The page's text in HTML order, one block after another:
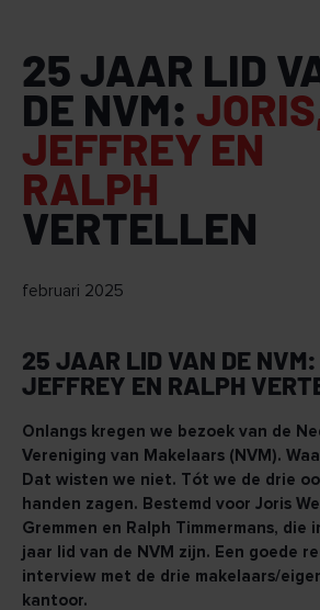
25 JAAR LID
DE NVM:
JEFFREY EN
RALPH
VERTELLEN
februari 2025
25 JAAR LID VAN DE
JEFFREY EN RALPH
Onlangs kregen we bezoek van de
Vereniging van Makelaars (NVM).
Dat wisten we niet. Tót we de drie
handen zagen. Bestemd voor Joris
Gremmen en Ralph Timmermans, die
jaar lid van de NVM zijn. Een goede
interview met de drie makelaars/
kantoor.